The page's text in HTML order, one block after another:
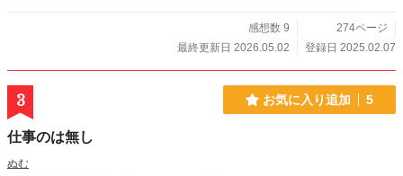
感想数 9
274ページ
最終更新日 2026.05.02
登録日 2025.02.07
3 お気に入り追加 5
仕事のは無し
ぬむ